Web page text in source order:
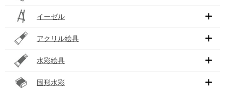
イーゼル
アクリル絵具
水彩絵具
固形水彩